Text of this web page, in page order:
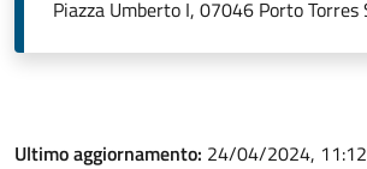
Piazza Umberto I, 07046 Porto Torres
Ultimo aggiornamento: 24/04/2024, 11:12